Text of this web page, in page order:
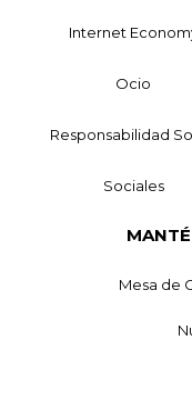
Internet
Ocio
Responsabilidad
Sociales
Mesa de